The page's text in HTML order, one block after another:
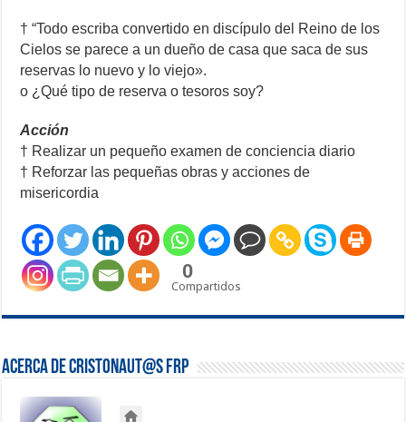
† “Todo escriba convertido en discípulo del Reino de los
Cielos se parece a un dueño de casa que saca de sus
reservas lo nuevo y lo viejo».
o ¿Qué tipo de reserva o tesoros soy?
Acción
† Realizar un pequeño examen de conciencia diario
† Reforzar las pequeñas obras y acciones de
misericordia
0
Compartidos
Acerca de Cristonaut@s FRP